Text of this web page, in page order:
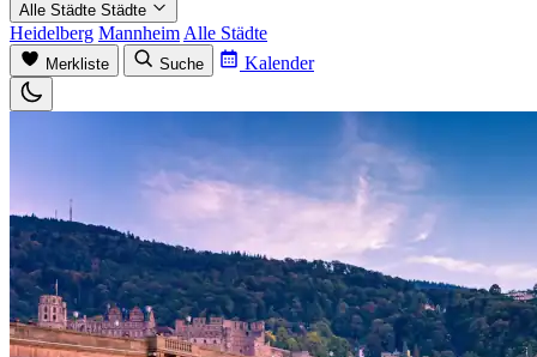
Alle Städte Städte
Heidelberg Mannheim Alle Städte
Merkliste Suche Kalender